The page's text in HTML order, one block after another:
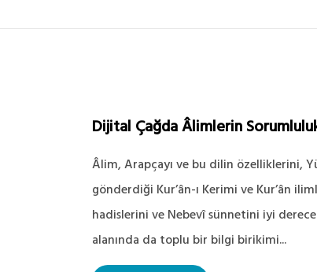
Dijital Çağda Âlimlerin
Âlim, Arapçayı ve bu dilin özelliklerini,
gönderdiği Kur’ân-ı Kerimi ve Kur’ân
hadislerini ve Nebevî sünnetini iyi
alanında da toplu bir bilgi birikimi...